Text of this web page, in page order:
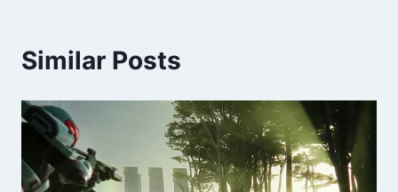
Similar Posts